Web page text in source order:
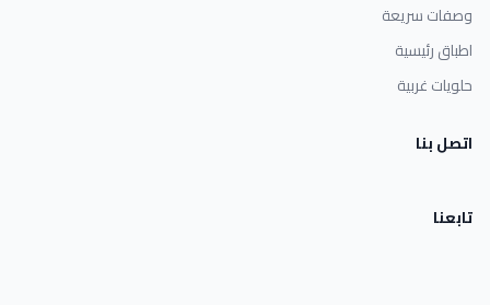
وصفات سريعة
اطباق رئيسية
حلويات غربية
اتصل بنا
تابعنا